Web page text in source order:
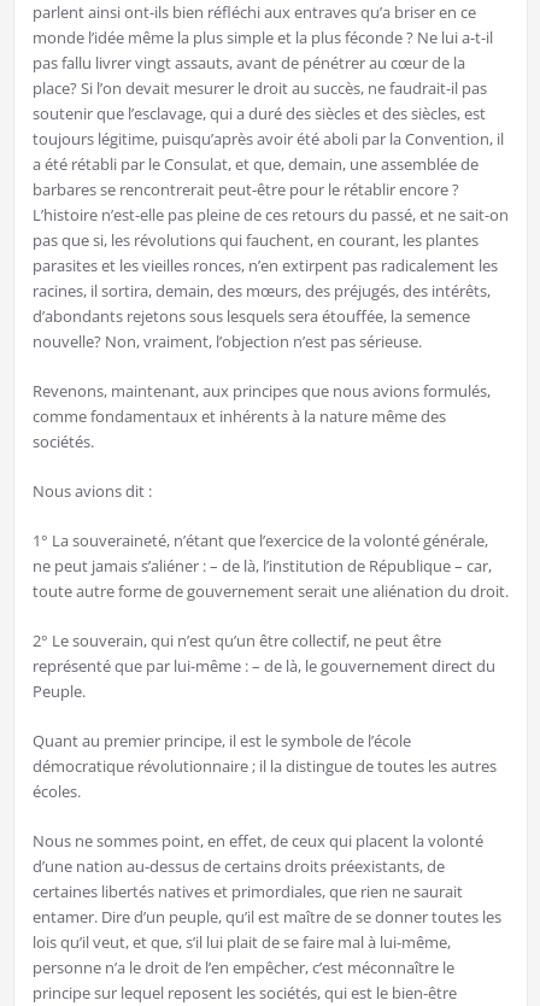
parlent ainsi ont-ils bien réfléchi aux entraves qu’a briser en ce
monde l’idée même la plus simple et la plus féconde ? Ne lui a-t-il
pas fallu livrer vingt assauts, avant de pénétrer au cœur de la
place? Si l’on devait mesurer le droit au succès, ne faudrait-il pas
soutenir que l’esclavage, qui a duré des siècles et des siècles, est
toujours légitime, puisqu’après avoir été aboli par la Convention, il
a été rétabli par le Consulat, et que, demain, une assemblée de
barbares se rencontrerait peut-être pour le rétablir encore ?
L’histoire n’est-elle pas pleine de ces retours du passé, et ne sait-on
pas que si, les révolutions qui fauchent, en courant, les plantes
parasites et les vieilles ronces, n’en extirpent pas radicalement les
racines, il sortira, demain, des mœurs, des préjugés, des intérêts,
d’abondants rejetons sous lesquels sera étouffée, la semence
nouvelle? Non, vraiment, l’objection n’est pas sérieuse.
Revenons, maintenant, aux principes que nous avions formulés,
comme fondamentaux et inhérents à la nature même des
sociétés.
Nous avions dit :
1° La souveraineté, n’étant que l’exercice de la volonté générale,
ne peut jamais s’aliéner : – de là, l’institution de République – car,
toute autre forme de gouvernement serait une aliénation du droit.
2° Le souverain, qui n’est qu’un être collectif, ne peut être
représenté que par lui-même : – de là, le gouvernement direct du
Peuple.
Quant au premier principe, il est le symbole de l’école
démocratique révolutionnaire ; il la distingue de toutes les autres
écoles.
Nous ne sommes point, en effet, de ceux qui placent la volonté
d’une nation au-dessus de certains droits préexistants, de
certaines libertés natives et primordiales, que rien ne saurait
entamer. Dire d’un peuple, qu’il est maître de se donner toutes les
lois qu’il veut, et que, s’il lui plait de se faire mal à lui-même,
personne n’a le droit de l’en empêcher, c’est méconnaître le
principe sur lequel reposent les sociétés, qui est le bien-être